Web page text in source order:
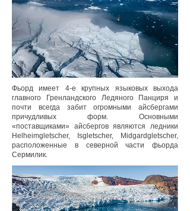
Фьорд имеет 4-е крупных языковых выхода
главного Гренландского Ледяного Панциря и
почти всегда забит огромными айсбергами
причудливых форм. Основными
«поставщиками» айсбергов являются ледники
Helheimgletscher, Isgletscher, Midgardgletscher,
расположенные в северной части фьорда
Сермилик.